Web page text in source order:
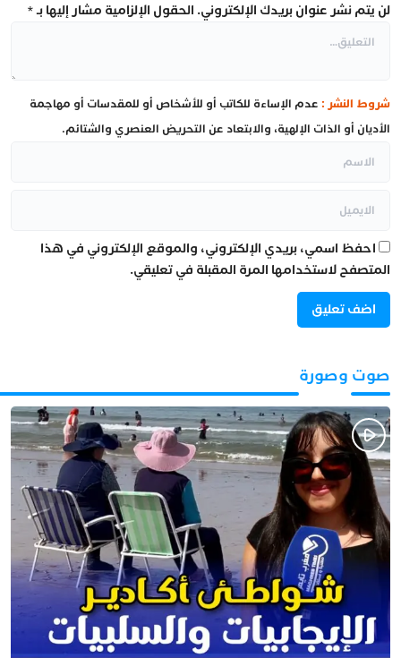
لن يتم نشر عنوان بريدك الإلكتروني. الحقول الإلزامية مشار إليها بـ*
شروط النشر : عدم الإساءة للكاتب أو للأشخاص أو للمقدسات أو مهاجمة
الأديان أو الذات الإلهية، والابتعاد عن التحريض العنصري والشتائم.
احفظ اسمي، بريدي الإلكتروني، والموقع الإلكتروني في هذا
المتصفح لاستخدامها المرة المقبلة في تعليقي.
صوت وصورة